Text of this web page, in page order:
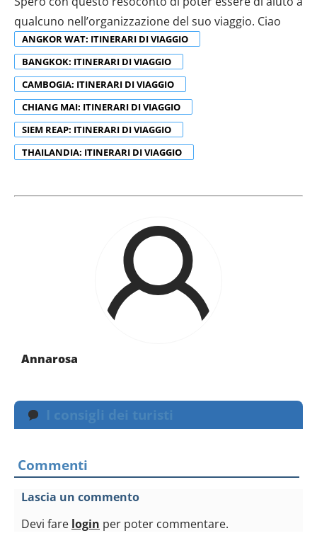
ANGKOR WAT: ITINERARI DI VIAGGIO
BANGKOK: ITINERARI DI VIAGGIO
CAMBOGIA: ITINERARI DI VIAGGIO
CHIANG MAI: ITINERARI DI VIAGGIO
SIEM REAP: ITINERARI DI VIAGGIO
THAILANDIA: ITINERARI DI VIAGGIO
Annarosa
I consigli dei turisti
Commenti
Lascia un commento
Devi fare login per poter commentare.